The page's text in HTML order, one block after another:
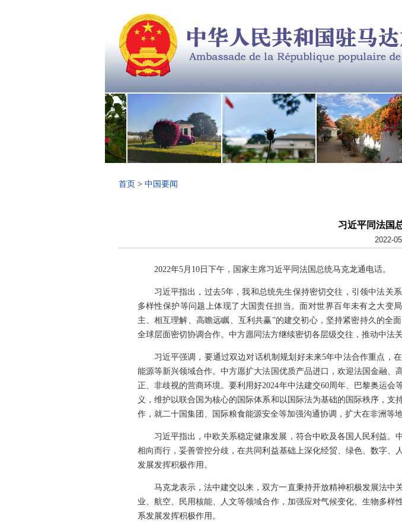
首页 > 中国要闻
习近平同法国
2022-
2022年5月10日下午，国家主席习近平同法国总统马克龙通电话。
习近平指出，过去5年，我和总统先生保持密切交往，引领中法关
多样性保护等问题上体现了大国责任担当。面对世界百年未有之大变
主、相互理解、高瞻远瞩、互利共赢”的建交初心，坚持紧密持久的全
全球层面密切协调合作。中方愿同法方继续密切各层级交往，推动中法
习近平强调，要通过双边对话机制规划好未来5年中法合作重点，
能源等新兴领域合作。中方愿扩大法国优质产品进口，欢迎法国金融
正、非歧视的营商环境。要利用好2024年中法建交60周年、巴黎奥运
义，维护以联合国为核心的国际体系和以国际法为基础的国际秩序，
作，就二十国集团、国际粮食能源安全等加强沟通协调，扩大在非洲等
习近平指出，中欧关系稳定健康发展，符合中欧及各国人民利益
相向而行，妥善管控分歧，在共同利益基础上深化经贸、绿色、数字
发展发挥积极作用。
马克龙表示，法中建交以来，双方一直秉持开放精神积极发展法
业、航空、民用核能、人文等领域合作，加强应对气候变化、生物多
系发展发挥积极作用。